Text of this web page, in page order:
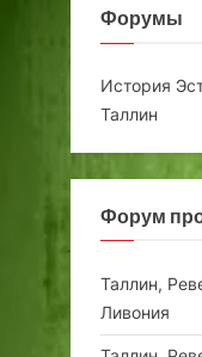
Форумы
История
Таллин
Форум
Таллин,
Ливония